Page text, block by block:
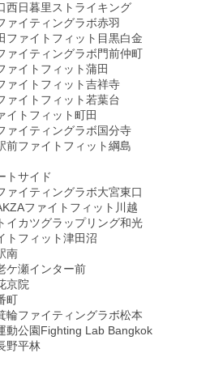
西日暮里ストライキング
ァイティングラボ赤羽
ファイトフィット目黒白金
ァイティングラボ門前仲町
ァイトフィット蒲田
ァイトフィット吉祥寺
ァイトフィット若葉台
イトフィット町田
ァイティングラボ国分寺
前ファイトフィット綱島
トサイド
ァイティングラボ大宮東口
ファイトフィット川越
イカツグラップリング和光
トフィット津田沼
南
ケ瀬インター前
京院
町
輪ファイティングラボ松本
動公園Fighting Lab Bangkok
野平林